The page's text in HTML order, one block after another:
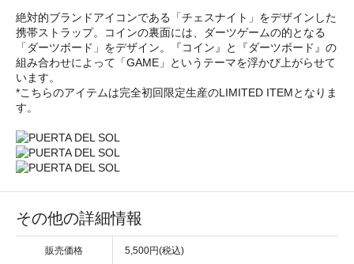
絶対的ブランドアイコンである「チェスナイト」をデザインした
携帯ストラップ。コインの裏面には、ダーツゲームの的となる
「ダーツボード」をデザイン。『コイン』と『ダーツボード』の
組み合わせによって「GAME」というテーマを浮かび上がらせて
います。
*こちらのアイテムは完全初回限定生産のLIMITED ITEMとなりま
す。
その他の詳細情報
販売価格 5,500円(税込)